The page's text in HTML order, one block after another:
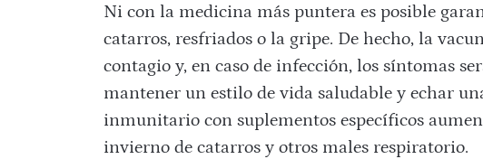
Ni con la medicina más puntera es posible
catarros, resfriados o la gripe. De hecho, la
contagio y, en caso de infección, los síntomas
mantener un estilo de vida saludable y echar
inmunitario con suplementos específicos
invierno de catarros y otros males respiratorio.